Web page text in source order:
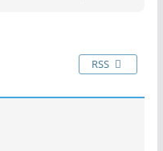
RSS